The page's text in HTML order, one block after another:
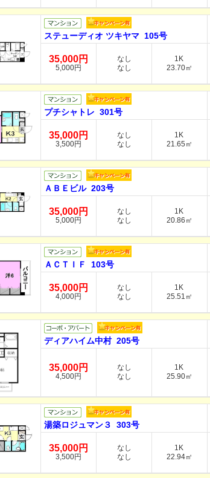
ステューディオ ツキヤマ 105号
35,000円
5,000円
なし
なし
1K
23.70㎡
プチシャトレ 301号
35,000円
3,500円
なし
なし
1K
21.65㎡
ＡＢＥビル 203号
35,000円
5,000円
なし
なし
1K
20.86㎡
ＡＣＴＩＦ 103号
35,000円
4,000円
なし
なし
1K
25.51㎡
ディアハイム中村 205号
35,000円
4,500円
なし
なし
1K
25.90㎡
湯築ロジュマン３ 303号
35,000円
3,500円
なし
なし
1K
22.94㎡